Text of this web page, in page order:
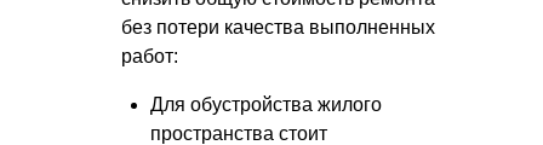
без потери качества выполненных
работ:
Для обустройства жилого
пространства стоит